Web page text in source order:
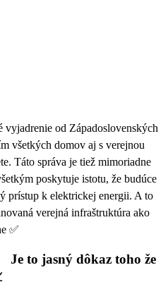
vyjadrenie od Západoslovenských
všetkých domov aj s verejnou
Táto správa je tiež mimoriadne
poskytuje istotu, že budúce
prístup k elektrickej energii. A to
verejná infraštruktúra ako
✅
Je to jasný dôkaz toho že